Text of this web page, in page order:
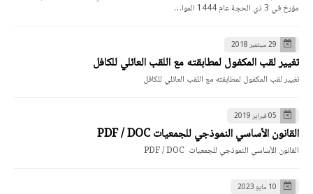
مؤرخ في 3 ذي الحجة عام 1444 الموا…
29 سبتمبر 2018
تغيير لقب المكفول لمطابقته مع اللقب العائلي للكافل
تغيير لقب المكفول لمطابقته مع اللقب العائلي للكافل
05 فبراير 2019
القانون الأساسي النموذجي للجمعيات PDF / DOC
القانون الأساسي النموذجي للجمعيات PDF / DOC
10 مايو 2023